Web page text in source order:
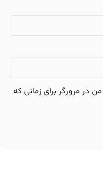
در مرورگر برای زمانی که